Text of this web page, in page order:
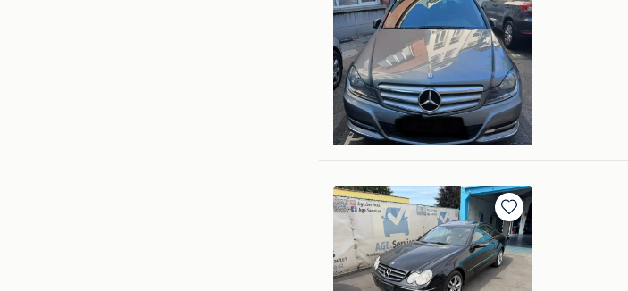
Mijn
Favorieten
AA
Antwerpen
Bewaren
in
Mijn
Favorieten